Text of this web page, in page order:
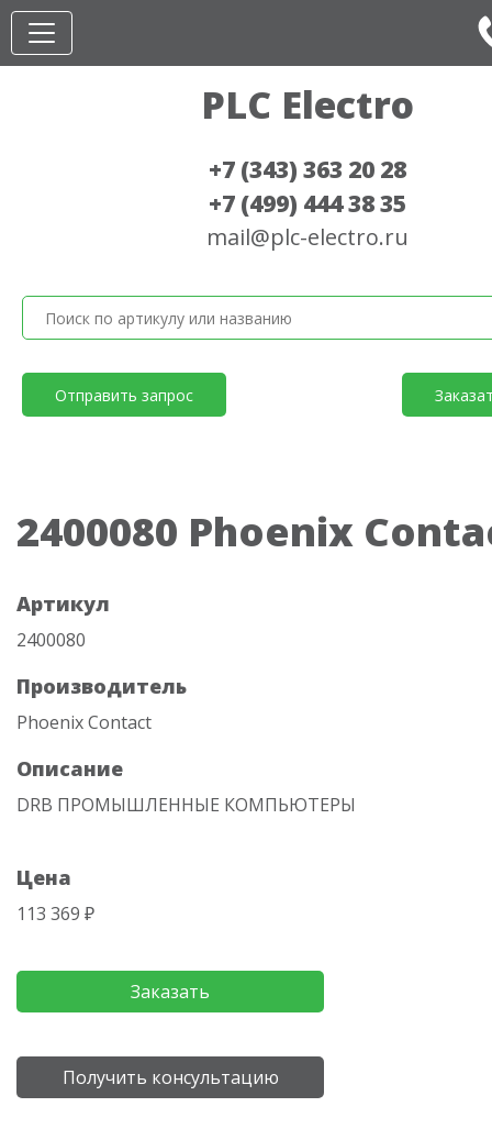
PLC Electro
+7 (343) 363 20 28
+7 (499) 444 38 35
mail@plc-electro.ru
Отправить запрос
2400080 Phoenix
Артикул
2400080
Производитель
Phoenix Contact
Описание
DRB ПРОМЫШЛЕННЫЕ КОМПЬЮТЕРЫ
Цена
113 369 ₽
Заказать
Получить консультацию